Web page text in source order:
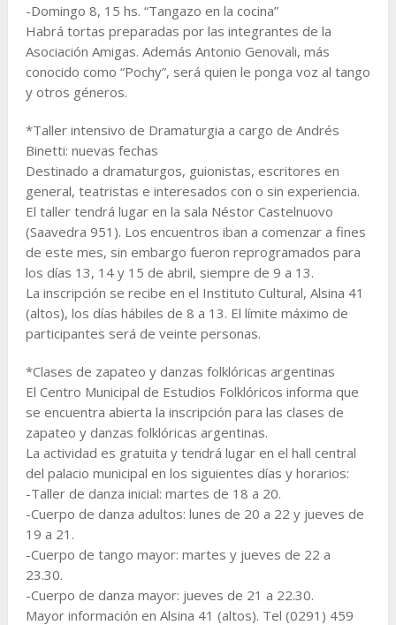
-Domingo 8, 15 hs. “Tangazo en la cocina”
Habrá tortas preparadas por las integrantes de la
Asociación Amigas. Además Antonio Genovali, más
conocido como “Pochy”, será quien le ponga voz al tango
y otros géneros.
*Taller intensivo de Dramaturgia a cargo de Andrés
Binetti: nuevas fechas
Destinado a dramaturgos, guionistas, escritores en
general, teatristas e interesados con o sin experiencia.
El taller tendrá lugar en la sala Néstor Castelnuovo
(Saavedra 951). Los encuentros iban a comenzar a fines
de este mes, sin embargo fueron reprogramados para
los días 13, 14 y 15 de abril, siempre de 9 a 13.
La inscripción se recibe en el Instituto Cultural, Alsina 41
(altos), los días hábiles de 8 a 13. El límite máximo de
participantes será de veinte personas.
*Clases de zapateo y danzas folklóricas argentinas
El Centro Municipal de Estudios Folklóricos informa que
se encuentra abierta la inscripción para las clases de
zapateo y danzas folklóricas argentinas.
La actividad es gratuita y tendrá lugar en el hall central
del palacio municipal en los siguientes días y horarios:
-Taller de danza inicial: martes de 18 a 20.
-Cuerpo de danza adultos: lunes de 20 a 22 y jueves de
19 a 21.
-Cuerpo de tango mayor: martes y jueves de 22 a
23.30.
-Cuerpo de danza mayor: jueves de 21 a 22.30.
Mayor información en Alsina 41 (altos). Tel (0291) 459